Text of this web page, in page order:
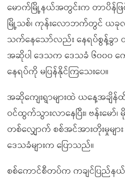
မောက်မြို့နယ်အတွင်းက တာပိန်ဖ
မြို့သစ်၊ ကုန်းလောဘက်တွင် ယခုလ
သက်နေသော်လည်း နေရပ်စွန့်ခွာ
အဆိုပါ ဒေသက ဒေသခံ ၆၀၀၀ က
နေရပ်ကို မပြန်နိုင်ကြသေးပေ။
အဆိုကျေးရွာများထဲ ယနေ့အချိ
ဝင်ထွက်သွားလာနေပြီး၊ ဗန်းမော်၊
တစ်လျှောက် စစ်အင်အားတိုးမှု
ဒေသခံများက ပြောသည်။
စစ်ကောင်စီတပ်က ကချင်ပြည်နယ်